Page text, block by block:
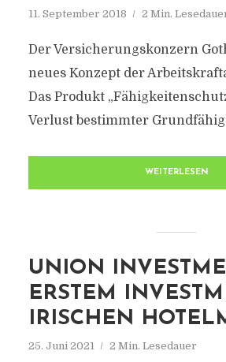
11. September 2018 2 Min.
Der Versicherungskonzern
neues Konzept der
Das Produkt
Verlust bestimmter
WEITERLESEN
UNION
ERSTEM
IRISCHEN
25. Juni 2021 2 Min. Lesedauer